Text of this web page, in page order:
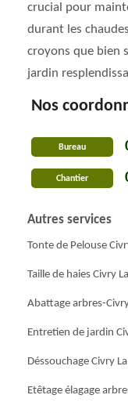
crucial pour
durant les
croyons que bien
jardin
Nos
Bureau
Chantier
Autres services
Tonte de Pelouse
Taille de haies Civry
Abattage arbres-
Entretien de jardin
Déssouchage Civry
Etêtage élagage